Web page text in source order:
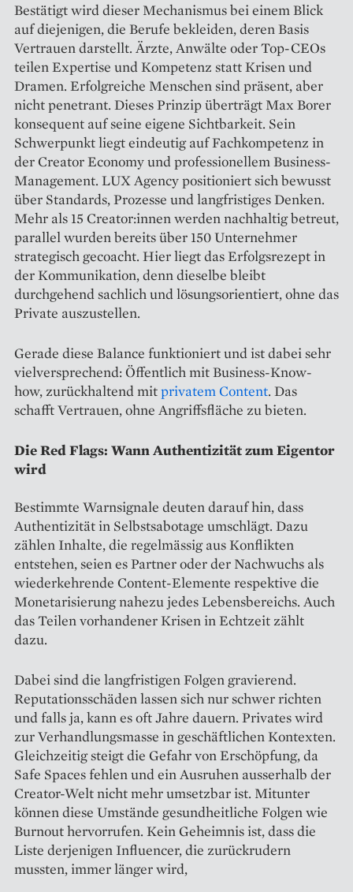
Bestätigt wird dieser Mechanismus bei einem Blick
auf diejenigen, die Berufe bekleiden, deren Basis
Vertrauen darstellt. Ärzte, Anwälte oder Top-CEOs
teilen Expertise und Kompetenz statt Krisen und
Dramen. Erfolgreiche Menschen sind präsent, aber
nicht penetrant. Dieses Prinzip überträgt Max Borer
konsequent auf seine eigene Sichtbarkeit. Sein
Schwerpunkt liegt eindeutig auf Fachkompetenz in
der Creator Economy und professionellem Business-
Management. LUX Agency positioniert sich bewusst
über Standards, Prozesse und langfristiges Denken.
Mehr als 15 Creator:innen werden nachhaltig betreut,
parallel wurden bereits über 150 Unternehmer
strategisch gecoacht. Hier liegt das Erfolgsrezept in
der Kommunikation, denn dieselbe bleibt
durchgehend sachlich und lösungsorientiert, ohne das
Private auszustellen.
Gerade diese Balance funktioniert und ist dabei sehr
vielversprechend: Öffentlich mit Business-Know-
how, zurückhaltend mitprivatem Content. Das
schafft Vertrauen, ohne Angriffsfläche zu bieten.
Die Red Flags: Wann Authentizität zum Eigentor
wird
Bestimmte Warnsignale deuten darauf hin, dass
Authentizität in Selbstsabotage umschlägt. Dazu
zählen Inhalte, die regelmässig aus Konflikten
entstehen, seien es Partner oder der Nachwuchs als
wiederkehrende Content-Elemente respektive die
Monetarisierung nahezu jedes Lebensbereichs. Auch
das Teilen vorhandener Krisen in Echtzeit zählt
dazu.
Dabei sind die langfristigen Folgen gravierend.
Reputationsschäden lassen sich nur schwer richten
und falls ja, kann es oft Jahre dauern. Privates wird
zur Verhandlungsmasse in geschäftlichen Kontexten.
Gleichzeitig steigt die Gefahr von Erschöpfung, da
Safe Spaces fehlen und ein Ausruhen ausserhalb der
Creator-Welt nicht mehr umsetzbar ist. Mitunter
können diese Umstände gesundheitliche Folgen wie
Burnout hervorrufen. Kein Geheimnis ist, dass die
Liste derjenigen Influencer, die zurückrudern
mussten, immer länger wird,